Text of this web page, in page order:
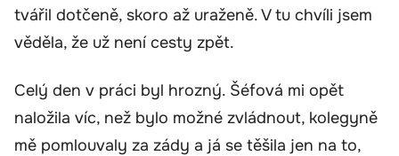
tvářil dotčeně, skoro až uraženě. V tu chvíli jsem
věděla, že už není cesty zpět.
Celý den v práci byl hrozný. Šéfová mi opět
naložila víc, než bylo možné zvládnout, kolegyně
mě pomlouvaly za zády a já se těšila jen na to,